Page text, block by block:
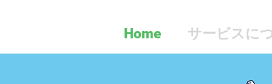
Home サービスに